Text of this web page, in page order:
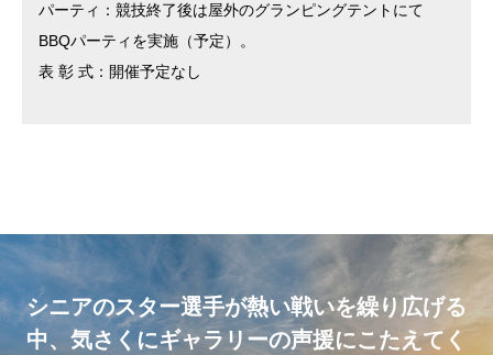
パーティ：競技終了後は屋外のグランピングテントにて
BBQパーティを実施（予定）。
表 彰 式：開催予定なし
シニアのスター選手が熱い戦いを繰り広げる
中、気さくにギャラリーの声援にこたえてく